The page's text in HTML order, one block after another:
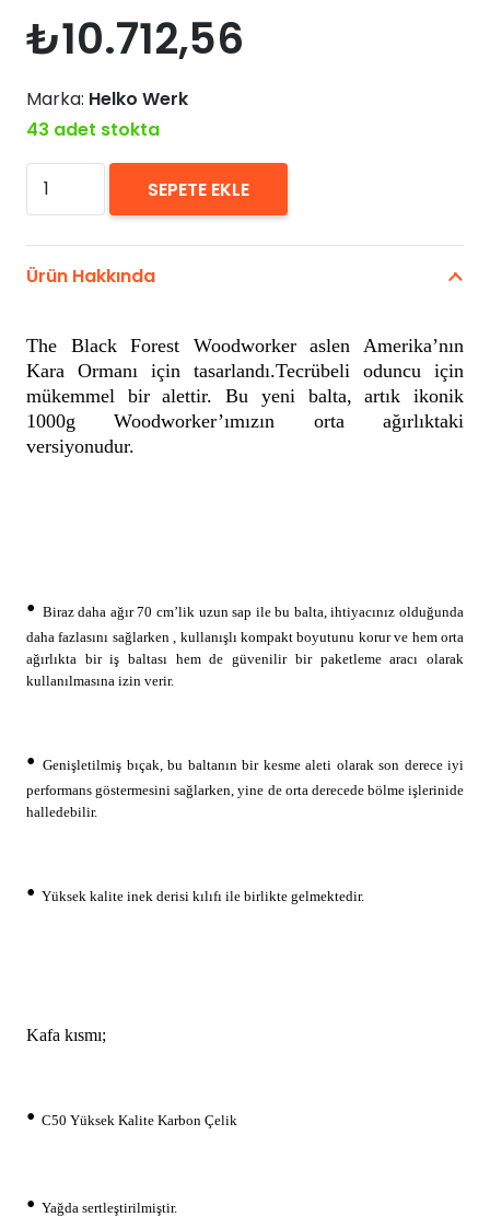
₺10.712,56
Marka: Helko Werk
43 adet stokta
Helko
Werk
70cm
Midweight
Woodworker
Balta
adet
SEPETE EKLE
Ürün Hakkında
The Black Forest Woodworker aslen Amerika’nın
Kara Ormanı için tasarlandı.Tecrübeli oduncu için
mükemmel bir alettir. Bu yeni balta, artık ikonik
1000g Woodworker’ımızın orta ağırlıktaki
versiyonudur.
• Biraz daha ağır 70 cm’lik uzun sap ile bu balta, ihtiyacınız olduğunda
daha fazlasını sağlarken , kullanışlı kompakt boyutunu korur ve hem orta
ağırlıkta bir iş baltası hem de güvenilir bir paketleme aracı olarak
kullanılmasına izin verir.
• Genişletilmiş bıçak, bu baltanın bir kesme aleti olarak son derece iyi
performans göstermesini sağlarken, yine de orta derecede bölme işlerinide
halledebilir.
• Yüksek kalite inek derisi kılıfı ile birlikte gelmektedir.
Kafa kısmı;
• C50 Yüksek Kalite Karbon Çelik
• Yağda sertleştirilmiştir.